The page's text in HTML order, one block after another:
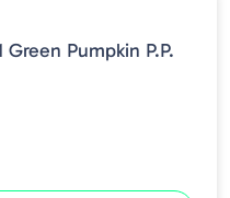
Pumpkin P.P.